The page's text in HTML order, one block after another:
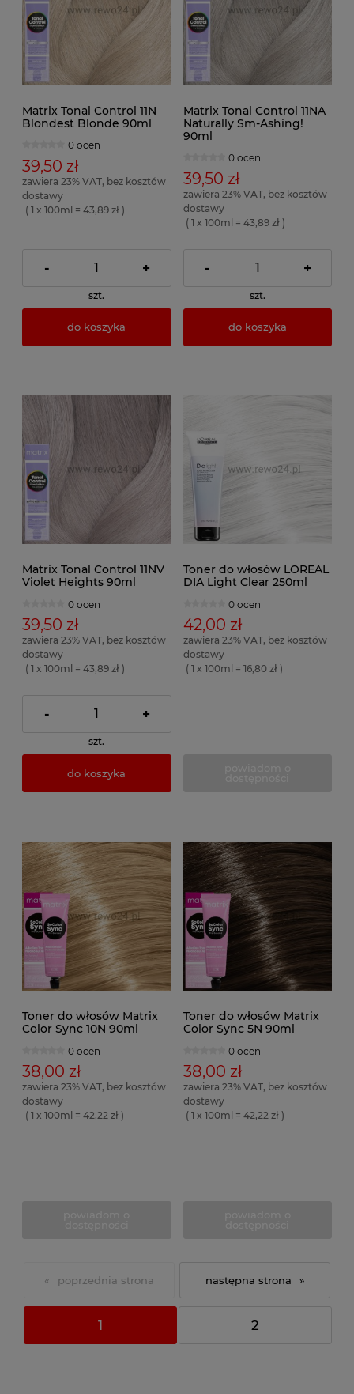
Matrix Tonal Control 11N
Blondest Blonde 90ml
0 ocen
39,50 zł
zawiera 23% VAT, bez kosztów
dostawy
( 1 x 100ml = 43,89 zł )
- +
szt.
do koszyka
Matrix Tonal Control 11NA
Naturally Sm-Ashing!
90ml
0 ocen
39,50 zł
zawiera 23% VAT, bez kosztów
dostawy
( 1 x 100ml = 43,89 zł )
- +
szt.
do koszyka
Matrix Tonal Control 11NV
Violet Heights 90ml
0 ocen
39,50 zł
zawiera 23% VAT, bez kosztów
dostawy
( 1 x 100ml = 43,89 zł )
- +
szt.
do koszyka
Toner do włosów LOREAL
DIA Light Clear 250ml
0 ocen
42,00 zł
zawiera 23% VAT, bez kosztów
dostawy
( 1 x 100ml = 16,80 zł )
Toner do włosów Matrix
Color Sync 10N 90ml
0 ocen
38,00 zł
zawiera 23% VAT, bez kosztów
dostawy
( 1 x 100ml = 42,22 zł )
Toner do włosów Matrix
Color Sync 5N 90ml
0 ocen
38,00 zł
zawiera 23% VAT, bez kosztów
dostawy
( 1 x 100ml = 42,22 zł )
«
1 2
»